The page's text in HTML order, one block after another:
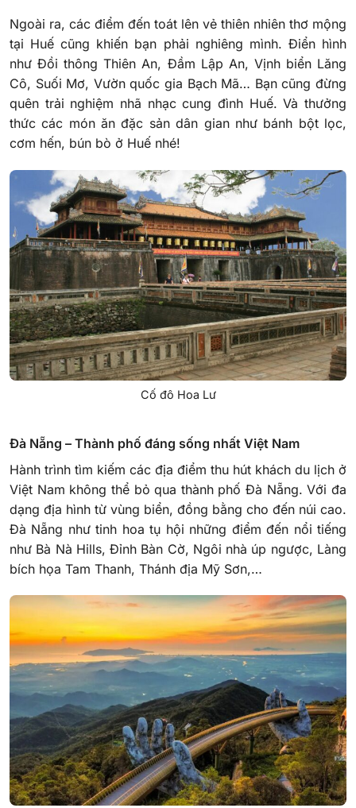
Ngoài ra, các điểm đến toát lên vẻ thiên nhiên thơ mộng
tại Huế cũng khiến bạn phải nghiêng mình. Điển hình
như Đồi thông Thiên An, Đầm Lập An, Vịnh biển Lăng
Cô, Suối Mơ, Vườn quốc gia Bạch Mã… Bạn cũng đừng
quên trải nghiệm nhã nhạc cung đình Huế. Và thưởng
thức các món ăn đặc sản dân gian như bánh bột lọc,
cơm hến, bún bò ở Huế nhé!
Cố đô Hoa Lư
Đà Nẵng – Thành phố đáng sống nhất Việt Nam
Hành trình tìm kiếm các địa điểm thu hút khách du lịch ở
Việt Nam không thể bỏ qua thành phố Đà Nẵng. Với đa
dạng địa hình từ vùng biển, đồng bằng cho đến núi cao.
Đà Nẵng như tinh hoa tụ hội những điểm đến nổi tiếng
như Bà Nà Hills, Đỉnh Bàn Cờ, Ngôi nhà úp ngược, Làng
bích họa Tam Thanh, Thánh địa Mỹ Sơn,…